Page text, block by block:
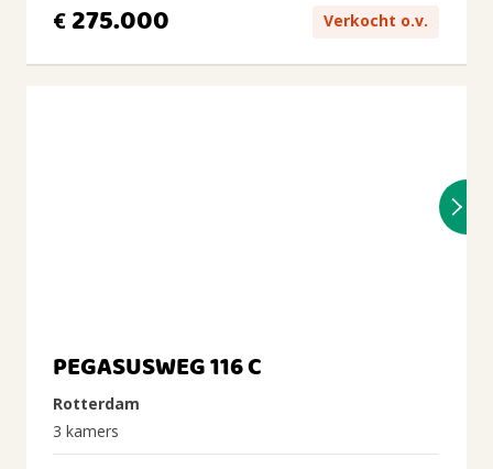
€275.000 Verkocht o.v.
PEGASUSWEG 116 C
Rotterdam
3 kamers